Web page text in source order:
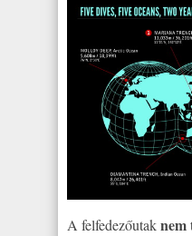
A felfedezőutaknem